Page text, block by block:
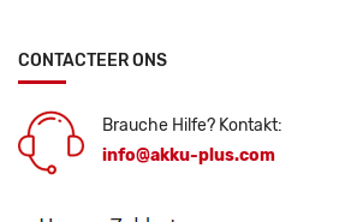
CONTACTEER ONS
Brauche Hilfe? Kontakt:
info@akku-plus.com